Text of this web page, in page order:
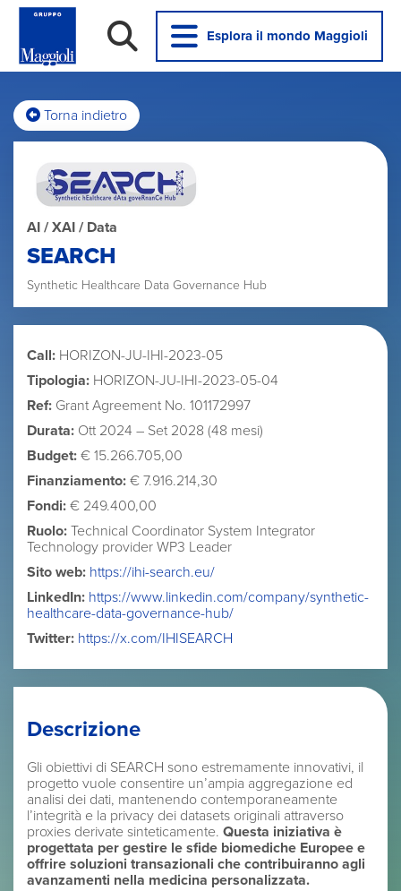
Esplora il mondo Maggioli
Torna indietro
AI / XAI / Data
SEARCH
Synthetic Healthcare Data Governance Hub
Call: HORIZON-JU-IHI-2023-05
Tipologia: HORIZON-JU-IHI-2023-05-04
Ref: Grant Agreement No. 101172997
Durata: Ott 2024 – Set 2028 (48 mesi)
Budget: € 15.266.705,00
Finanziamento: € 7.916.214,30
Fondi: € 249.400,00
Ruolo: Technical Coordinator System Integrator
Technology provider WP3 Leader
Sito web: https://ihi-search.eu/
LinkedIn: https://www.linkedin.com/company/synthetic-
healthcare-data-governance-hub/
Twitter: https://x.com/IHISEARCH
Descrizione
Gli obiettivi di SEARCH sono estremamente innovativi, il
progetto vuole consentire un’ampia aggregazione ed
analisi dei dati, mantenendo contemporaneamente
l’integrità e la privacy dei datasets originali attraverso
proxies derivate sinteticamente. Questa iniziativa è
progettata per gestire le sfide biomediche Europee e
offrire soluzioni transazionali che contribuiranno agli
avanzamenti nella medicina personalizzata.